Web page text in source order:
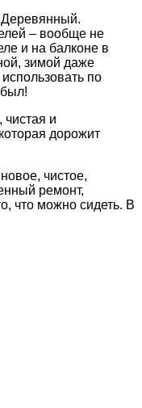
– вообще не
и на балконе в
зимой даже
по
и
дорожит
чистое,
ремонт,
что можно сидеть. В